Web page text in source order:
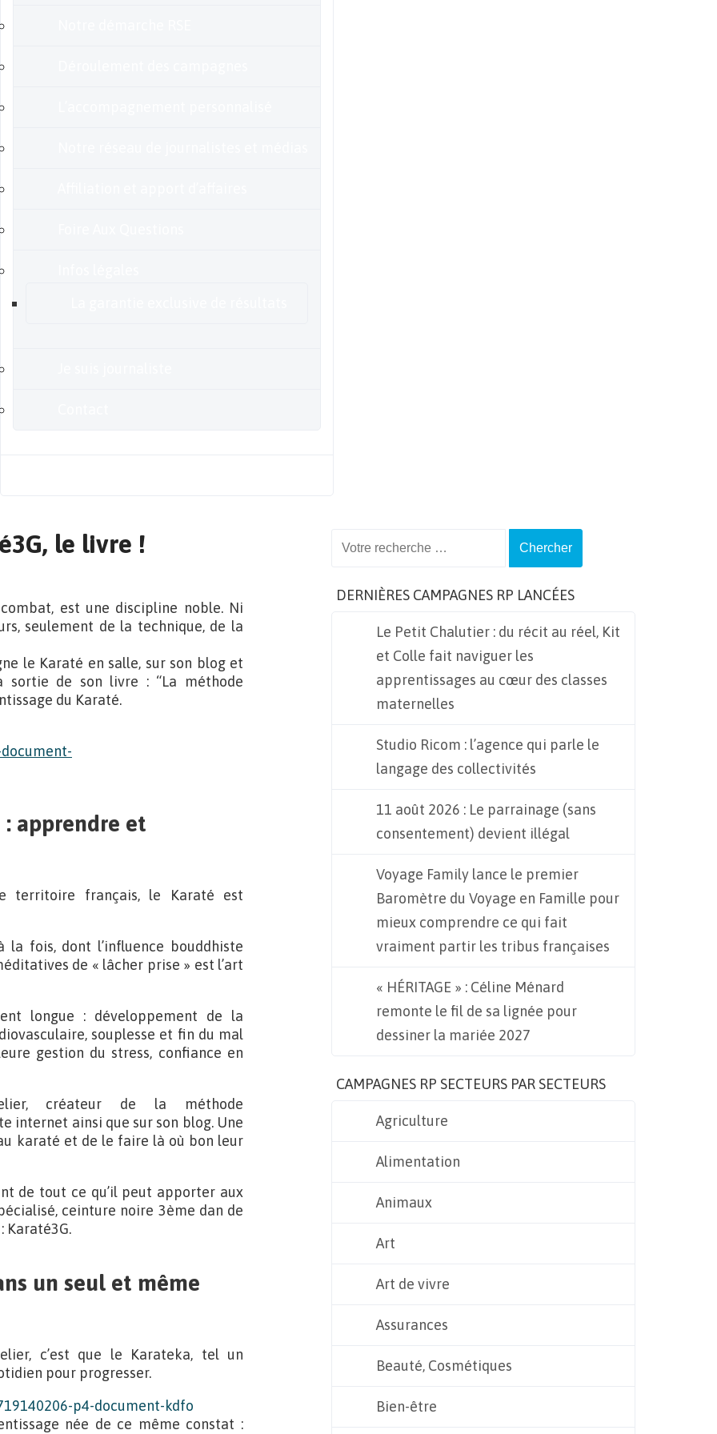
le livre !
est une discipline noble. Ni
seulement de la technique, de la
le Karaté en salle, sur son blog et
sortie de son livre : “La méthode
du Karaté.
apprendre et
territoire français, le Karaté est
fois, dont l’influence bouddhiste
de « lâcher prise » est l’art
longue : développement de la
souplesse et fin du mal
gestion du stress, confiance en
créateur de la méthode
internet ainsi que sur son blog. Une
karaté et de le faire là où bon leur
de tout ce qu’il peut apporter aux
ceinture noire 3ème dan de
Karaté3G.
un seul et même
c’est que le Karateka, tel un
pour progresser.
née de ce même constat :
DERNIÈRES CAMPAGNES RP LANCÉES
Le Petit Chalutier : du récit au réel, Kit
et Colle fait naviguer les
apprentissages au cœur des classes
maternelles
Studio Ricom : l’agence qui parle le
langage des collectivités
11 août 2026 : Le parrainage (sans
consentement) devient illégal
Voyage Family lance le premier
Baromètre du Voyage en Famille pour
mieux comprendre ce qui fait
vraiment partir les tribus françaises
« HÉRITAGE » : Céline Ménard
remonte le fil de sa lignée pour
dessiner la mariée 2027
CAMPAGNES RP SECTEURS PAR SECTEURS
Agriculture
Alimentation
Animaux
Art
Art de vivre
Assurances
Beauté, Cosmétiques
Bien-être